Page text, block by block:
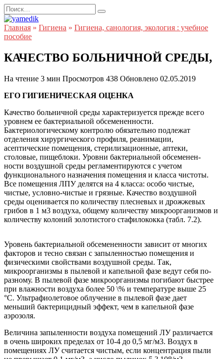
Перейти
к
содержанию
Search
for:
Главная » Гигиена » Гигиена, санология, экология : учебное
пособие
КАЧЕСТВО БОЛЬНИЧНОЙ СРЕДЫ,
На чтение 3 мин Просмотров 438 Обновлено 02.05.2019
ЕГО ГИГИЕНИЧЕСКАЯ ОЦЕНКА
Качество больничной среды характеризуется прежде всего
уровнем ее бактериальной обсемененности.
Бактериологическому контролю обязательно подлежат
отделения хирургического профиля, реанимации,
асептические помещения, стерилизационные, аптеки,
столовые, пищеблоки. Уровни бактериальной обсеменен-
ности воздушной среды регламентируются с учетом
функционального назначения помещения и класса чистоты.
Все помещения ЛПУ делятся на 4 класса: особо чистые,
чистые, условно-чистые и грязные. Качество воздушной
среды оценивается по количеству плесневых и дрожжевых
грибов в 1 м3 воздуха, общему количеству микроорганизмов и
количеству колоний золотистого стафилококка (табл. 7.2).
Уровень бактериальной обсемененности зависит от многих
факторов и тесно связан с запыленностью помещения и
физическими свойствами воздушной среды. Так,
микроорганизмы в пылевой и капельной фазе ведут себя по-
разному. В пылевой фазе микроорганизмы погибают быстрее
при влажности воздуха более 50 \% и температуре выше 25
°С. Ультрафиолетовое облучение в пылевой фазе дает
меньший бактерицидный эффект, чем в капельной фазе
аэрозоля.
Величина запыленности воздуха помещений ЛУ различается
в очень широких пределах от 10-4 до 0,5 мг/м3. Воздух в
помещениях ЛУ считается чистым, если концентрация пыли